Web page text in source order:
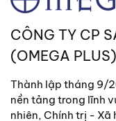
CÔNG TY CP
(OMEGA PLUS)
Thành lập tháng 9/
nền tảng trong lĩnh
nhiên, Chính trị -